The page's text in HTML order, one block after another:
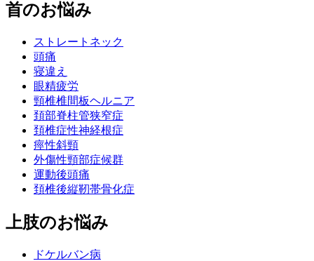
首のお悩み
ストレートネック
頭痛
寝違え
眼精疲労
頸椎椎間板ヘルニア
頚部脊柱管狭窄症
頚椎症性神経根症
痙性斜頸
外傷性頸部症候群
運動後頭痛
頚椎後縦靭帯骨化症
上肢のお悩み
ドケルバン病